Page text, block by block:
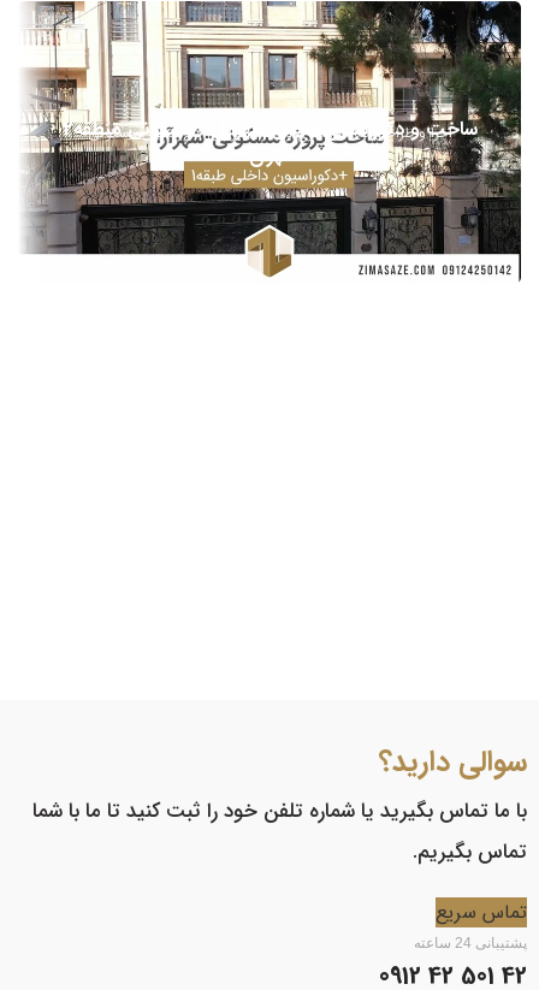
اجرا و طراحی نما بازسازی و اجرا طراحی دکوراسیون مسکونی
ساخت و دکوراسیون داخلی شهرآرا – مسکونی منطقه2
تهران
سوالی دارید؟
با ما تماس بگیرید یا شماره تلفن خود را ثبت کنید تا ما با شما
تماس بگیریم.
تماس سریع
پشتیبانی 24 ساعته
42 501 42 0912